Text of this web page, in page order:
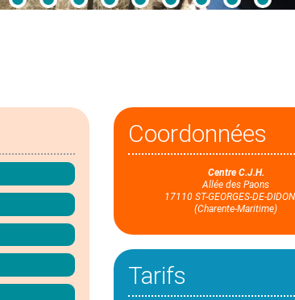
Coordonnées
Centre C.J.H.
Allée des Paons
17110 ST-GEORGES-DE-
(Charente-Maritime)
Tarifs